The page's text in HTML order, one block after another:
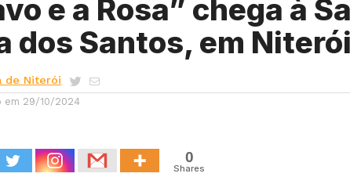
e a Rosa” chega à
dos Santos, em Niterói
de Niterói
em 29/10/2024
0
Shares